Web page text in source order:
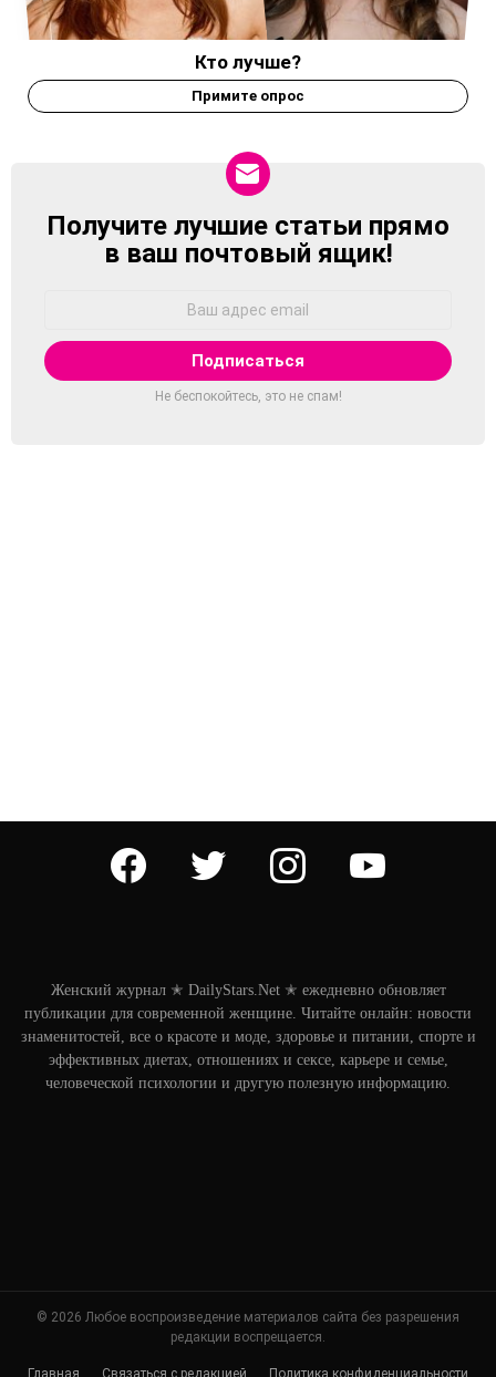
Кто лучше?
Примите опрос
NEWSLETTER
Получите лучшие статьи прямо
в ваш почтовый ящик!
Не беспокойтесь, это не спам!
facebook twitter instagram
Женский журнал ✭ DailyStars.Net ✭ ежедневно обновляет
публикации для современной женщине. Читайте онлайн: новости
знаменитостей, все о красоте и моде, здоровье и питании, спорте и
эффективных диетах, отношениях и сексе, карьере и семье,
человеческой психологии и другую полезную информацию.
© 2026 Любое воспроизведение материалов сайта без разрешения
редакции воспрещается.
Главная Связаться с редакцией Политика конфиденциальности